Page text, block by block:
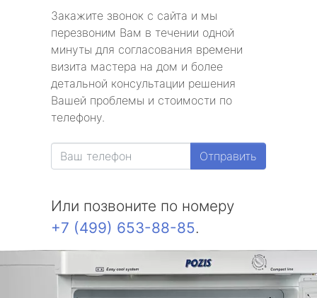
Закажите звонок с сайта и мы
перезвоним Вам в течении одной
минуты для согласования времени
визита мастера на дом и более
детальной консультации решения
Вашей проблемы и стоимости по
телефону.
Отправить
Или позвоните по номеру
+7 (499) 653-88-85.